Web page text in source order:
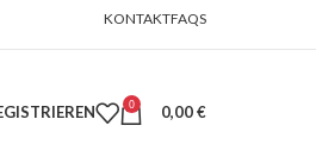
KONTAKTFAQS
0 0,00€